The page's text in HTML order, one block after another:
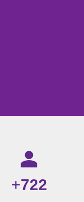
digital: mais
+722